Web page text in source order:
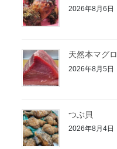
2026年8月6日
天然本マグロ
2026年8月5日
つぶ貝
2026年8月4日